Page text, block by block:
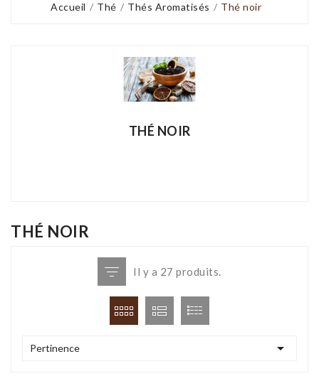
Accueil Thé Thés Aromatisés Thé noir
THÉ NOIR
THÉ NOIR
Il y a 27 produits.
Pertinence 